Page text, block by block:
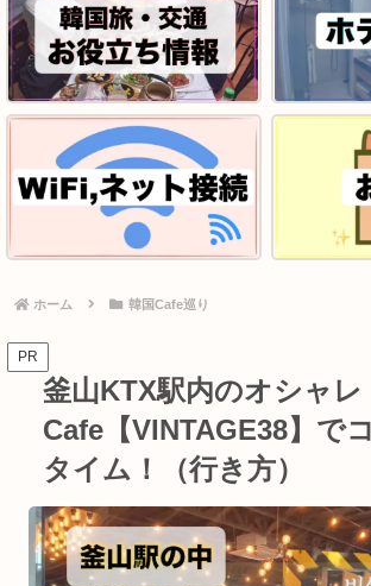
ホーム 韓国Cafe巡り
PR
釜山KTX駅内のオシャレ
Cafe【VINTAGE38】で
タイム！（行き方）